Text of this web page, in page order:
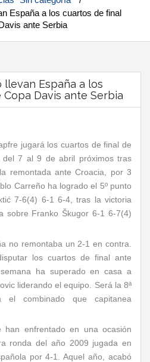
España a los cuartos de final
ante Serbia
llevan España a los
Davis ante Serbia
jugará los cuartos de final de
del 7 al 9 de abril próximos tras
remontada ante Croacia, por 3
Carreño ha logrado el 5º punto
7-6(4) 6-1 6-4, tras la victoria
sobre Franko Škugor 6-1 6-7(4)
no remontaba un 2-1 en contra.
los cuartos de final ante
ha superado en casa a
liderando el equipo. Será la 8ª
el combinado que capitanea
han enfrentado en una ocasión
ronda del año 2009 jugada en
por 4-1. Aquel año, acabó